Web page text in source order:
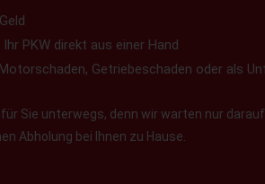
PKW direkt aus einer Hand
Getriebeschaden oder als
Sie unterwegs, denn wir warten nur
Abholung bei Ihnen zu Hause.